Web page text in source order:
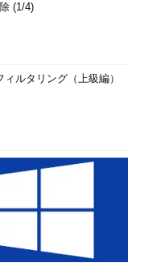
(1/4)
ルタリング（上級編）